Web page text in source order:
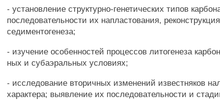
- установление структурно-генетических типов
последовательности их напластования,
седиментогенеза;
- изучение особенностей процессов литогенеза
ных и субаэральных условиях;
- исследование вторичных изменений известняков
характера; выявление их последовательности и